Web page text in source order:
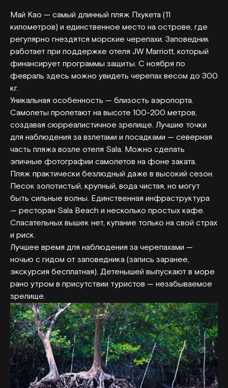
Май Као — самый длинный пляж Пхукета (11
километров) и единственное место на острове, где
регулярно гнездятся морские черепахи. Заповедник
работает при поддержке отеля JW Marriott, который
финансирует программы защиты. С ноября по
февраль здесь можно увидеть черепах весом до 300
кг.
Уникальная особенность — близость аэропорта.
Самолеты пролетают на высоте 100-200 метров,
создавая сюрреалистичное зрелище. Лучшие точки
для наблюдения за взлетами и посадками — северная
часть пляжа возле отеля Sala. Можно сделать
эпичные фотографии самолетов на фоне заката.
Пляж практически безлюдный даже в высокий сезон.
Песок золотистый, крупный, вода чистая, но могут
быть сильные волны. Единственная инфраструктура
— ресторан Sala Beach и несколько простых кафе.
Спасательных вышек нет, купание только на свой страх
и риск.
Лучшее время для наблюдения за черепахами —
ночью с гидом от заповедника (запись заранее,
экскурсия бесплатная). Детенышей выпускают в море
рано утром в присутствии туристов — незабываемое
зрелище.